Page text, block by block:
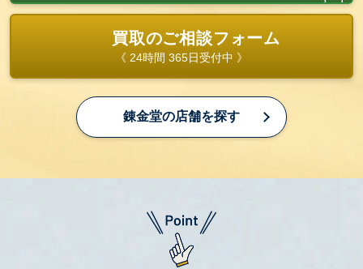
買取のご相談フォーム
《 24時間 365日受付中 》
錬金堂の店舗を探す